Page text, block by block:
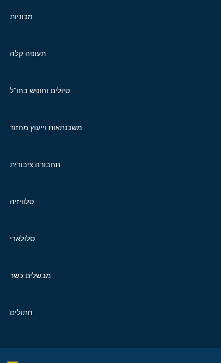
מכוניות
תעופה קלה
טיולים וחופש בחו"ל
משכנתאות וייעוץ מחזור
תחבורה ציבורית
טלוויזיה
סלולארי
מבשלים כשר
חתולים